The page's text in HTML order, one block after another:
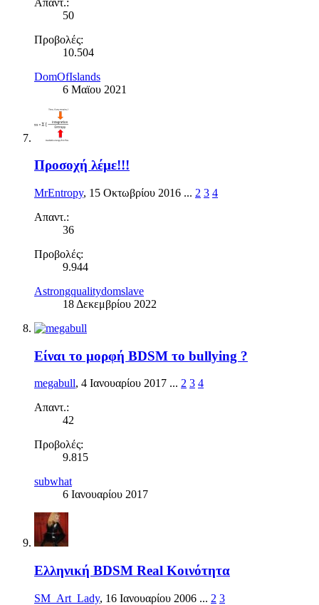
50
Προβολές:
10.504
DomOfIslands
6 Μαϊου 2021
Προσοχή λέμε!!!
MrEntropy, 15 Οκτωβρίου 2016 ... 2 3 4
Απαντ.:
36
Προβολές:
9.944
Astrongqualitydomslave
18 Δεκεμβρίου 2022
Είναι το μορφή BDSM το bullying ?
megabull, 4 Ιανουαρίου 2017 ... 2 3 4
Απαντ.:
42
Προβολές:
9.815
subwhat
6 Ιανουαρίου 2017
Ελληνική BDSM Real Κοινότητα
SM_Art_Lady, 16 Ιανουαρίου 2006 ... 2 3